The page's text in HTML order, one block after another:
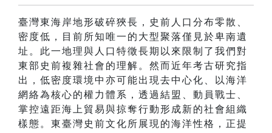
臺灣東海岸地形破碎狹長，史前人口分布零散、
密度低，目前所知唯一的大型聚落僅見於卑南遺
址。此一地理與人口特徵長期以來限制了我們對
東部史前複雜社會的理解。然而近年考古研究指
出，低密度環境中亦可能出現去中心化、以海洋
網絡為核心的權力體系，透過結盟、動員戰士、
掌控遠距海上貿易與掠奪行動形成新的社會組織
樣態。東臺灣史前文化所展現的海洋性格，正提